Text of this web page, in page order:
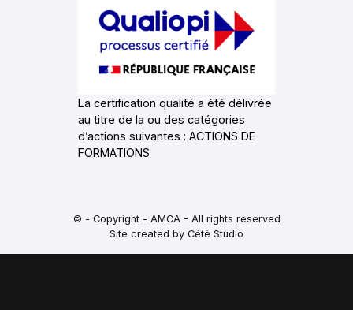
La certification qualité a été délivrée
au titre de la ou des catégories
d’actions suivantes : ACTIONS DE
FORMATIONS
© - Copyright - AMCA - All rights reserved
Site created by Cété Studio